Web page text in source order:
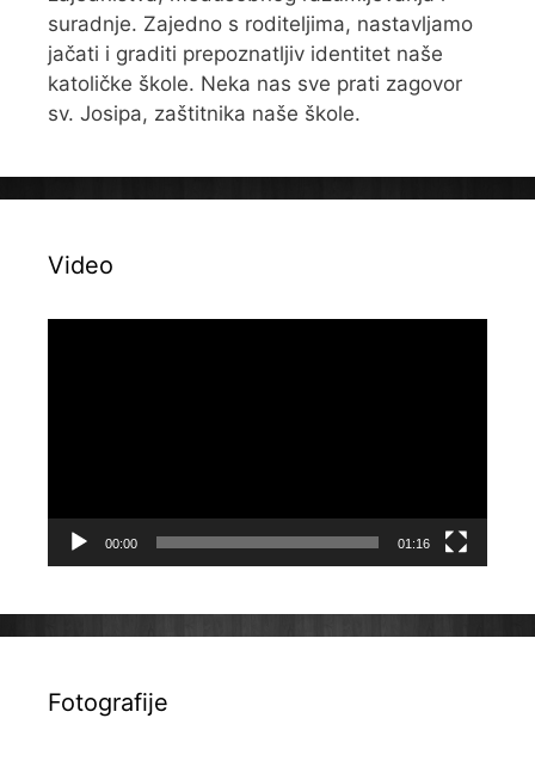
suradnje. Zajedno s roditeljima, nastavljamo
jačati i graditi prepoznatljiv identitet naše
katoličke škole. Neka nas sve prati zagovor
sv. Josipa, zaštitnika naše škole.
Video
00:00 01:16
Fotografije